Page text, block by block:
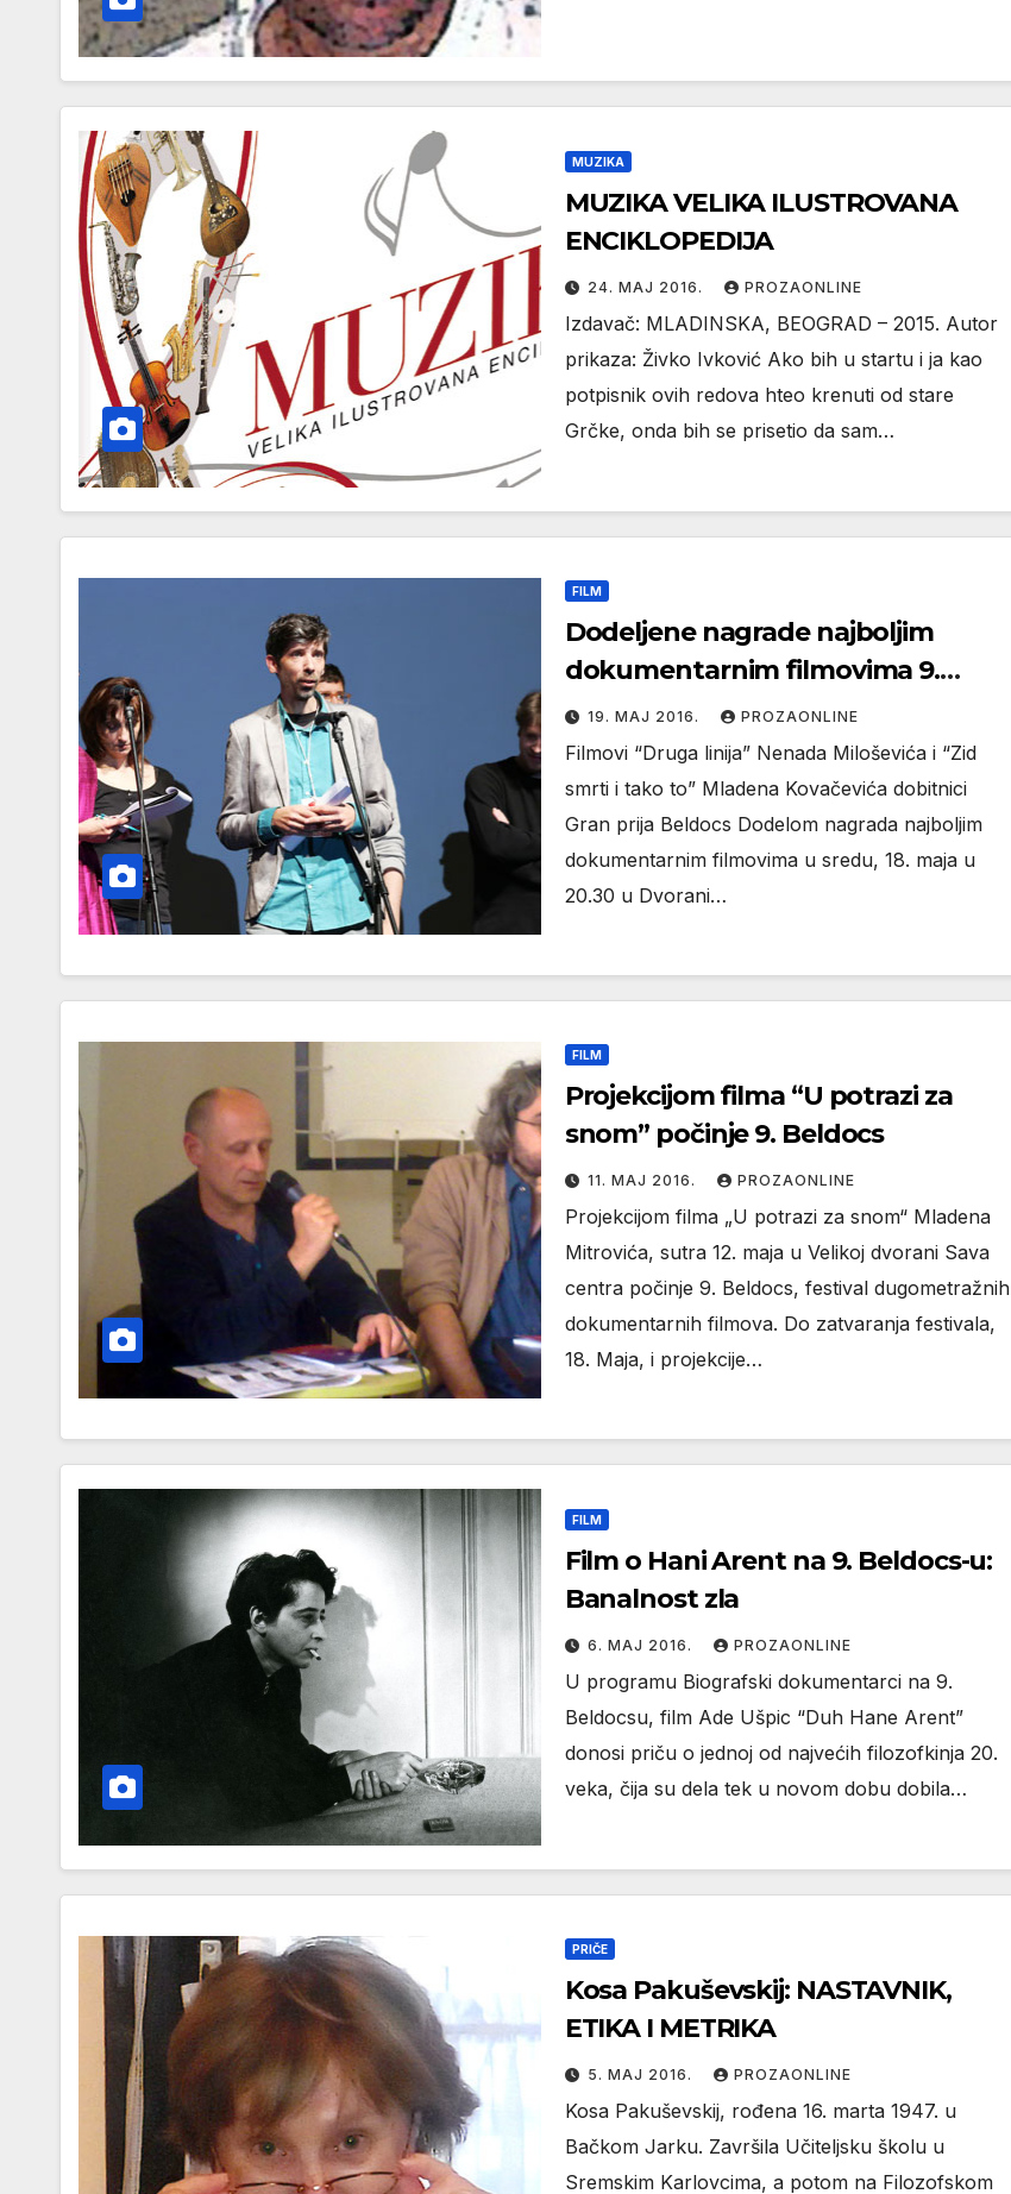
MUZIKA
MUZIKA VELIKA ILUSTROVANA
ENCIKLOPEDIJA
24. МАЈ 2016. PROZAONLINE
Izdavač: MLADINSKA, BEOGRAD – 2015. Autor
prikaza: Živko Ivković Ako bih u startu i ja kao
potpisnik ovih redova hteo krenuti od stare
Grčke, onda bih se prisetio da sam…
FILM
Dodeljene nagrade najboljim
dokumentarnim filmovima 9.
Beldocs festivala
19. МАЈ 2016. PROZAONLINE
Filmovi “Druga linija” Nenada Miloševića i “Zid
smrti i tako to” Mladena Kovačevića dobitnici
Gran prija Beldocs Dodelom nagrada najboljim
dokumentarnim filmovima u sredu, 18. maja u
20.30 u Dvorani…
FILM
Projekcijom filma “U potrazi za
snom” počinje 9. Beldocs
11. МАЈ 2016. PROZAONLINE
Projekcijom filma „U potrazi za snom“ Mladena
Mitrovića, sutra 12. maja u Velikoj dvorani Sava
centra počinje 9. Beldocs, festival dugometražnih
dokumentarnih filmova. Do zatvaranja festivala,
18. Maja, i projekcije…
FILM
Film o Hani Arent na 9. Beldocs-u:
Banalnost zla
6. МАЈ 2016. PROZAONLINE
U programu Biografski dokumentarci na 9.
Beldocsu, film Ade Ušpic “Duh Hane Arent”
donosi priču o jednoj od najvećih filozofkinja 20.
veka, čija su dela tek u novom dobu dobila…
PRIČE
Kosa Pakuševskij: NASTAVNIK,
ETIKA I METRIKA
5. МАЈ 2016. PROZAONLINE
Kosa Pakuševskij, rođena 16. marta 1947. u
Bačkom Jarku. Završila Učiteljsku školu u
Sremskim Karlovcima, a potom na Filozofskom